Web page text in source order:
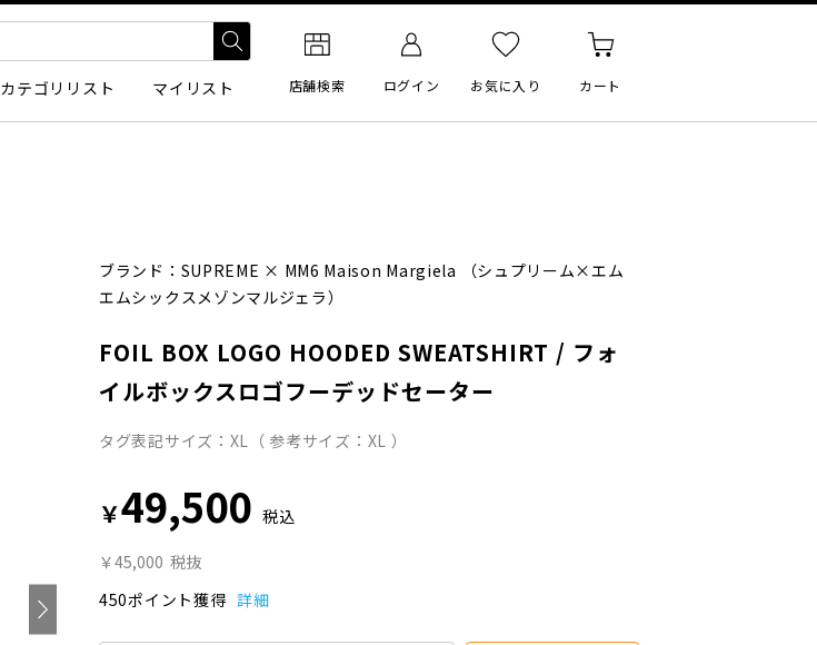
カテゴリリスト マイリスト 店舗検索 ログイン お気に入り カート
ブランド： SUPREME × MM6 Maison Margiela （シュプリーム×エム
エムシックスメゾンマルジェラ）
FOIL BOX LOGO HOODED SWEATSHIRT / フォ
イルボックスロゴフーデッドセーター
タグ表記サイズ：XL（ 参考サイズ：XL ）
￥49,500 税込
￥45,000 税抜
450ポイント獲得 詳細